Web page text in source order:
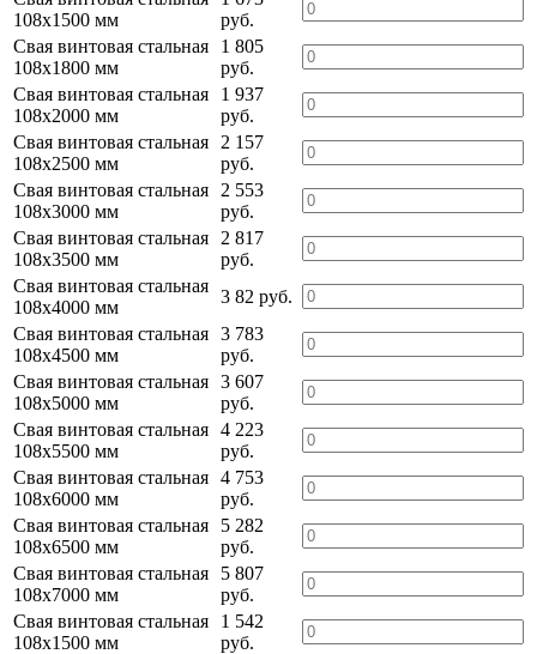
108х1500 мм
руб.
Свая винтовая стальная
108х1800 мм
1 805
руб.
Свая винтовая стальная
108х2000 мм
1 937
руб.
Свая винтовая стальная
108х2500 мм
2 157
руб.
Свая винтовая стальная
108х3000 мм
2 553
руб.
Свая винтовая стальная
108х3500 мм
2 817
руб.
Свая винтовая стальная
108х4000 мм
3 82 руб.
Свая винтовая стальная
108х4500 мм
3 783
руб.
Свая винтовая стальная
108х5000 мм
3 607
руб.
Свая винтовая стальная
108х5500 мм
4 223
руб.
Свая винтовая стальная
108х6000 мм
4 753
руб.
Свая винтовая стальная
108х6500 мм
5 282
руб.
Свая винтовая стальная
108х7000 мм
5 807
руб.
Свая винтовая стальная
108х1500 мм
1 542
руб.